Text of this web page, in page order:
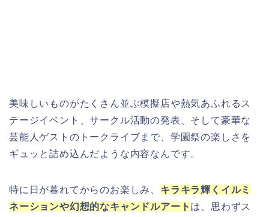
美味しいものがたくさん並ぶ模擬店や熱気あふれるス
テージイベント、サークル活動の発表、そして豪華な
芸能人ゲストのトークライブまで、学園祭の楽しさを
ギュッと詰め込んだような内容なんです。
特に日が暮れてからのお楽しみ、 キラキラ輝くイルミ
ネーションや幻想的なキャンドルアート は、思わずス